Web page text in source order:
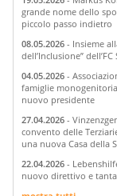
grande nome dello
piccolo passo indietro
08.05.2026 - Insieme
dell’Inclusione”
04.05.2026 -
famiglie
nuovo presidente
27.04.2026 -
convento delle
una nuova Casa della
22.04.2026 -
nuovo direttivo e